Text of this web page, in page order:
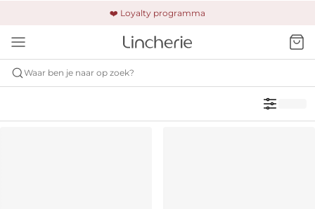
❤️ Loyalty programma
🚚 Gratis verzending & retour
🔒 Altijd veilig betalen
Waar ben je naar op zoek?